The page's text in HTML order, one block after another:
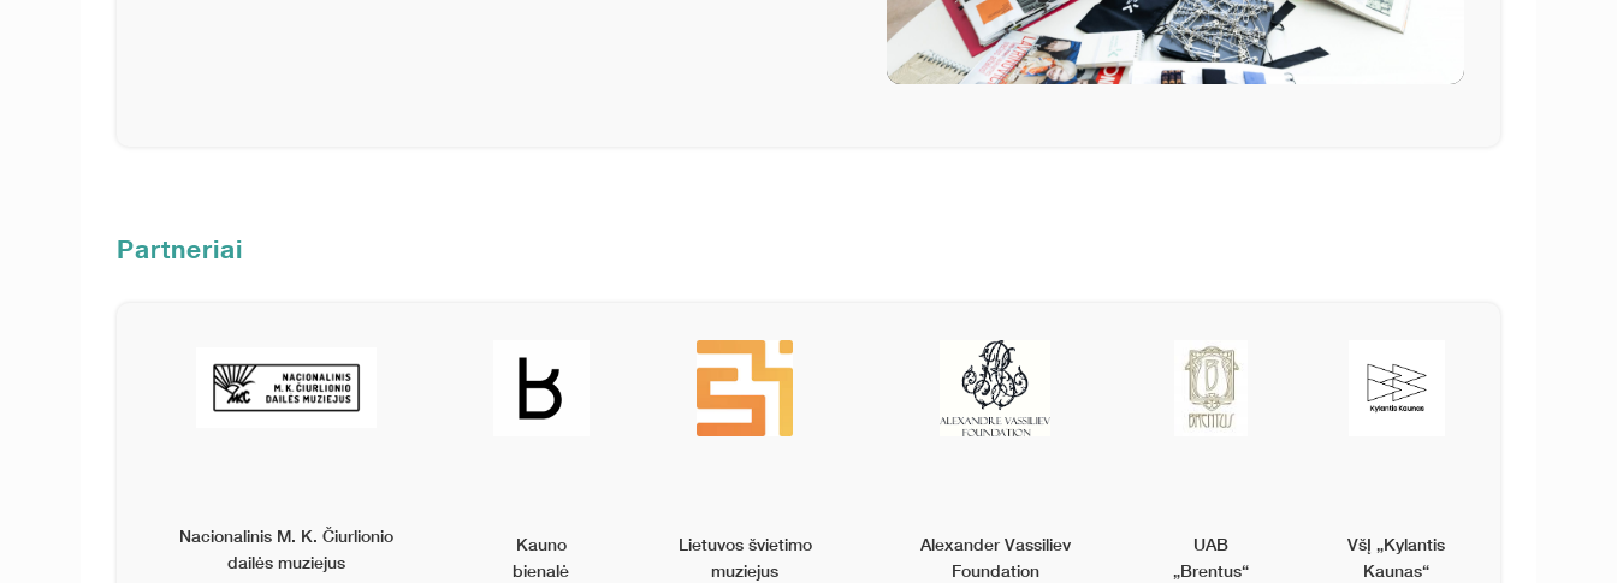
Partneriai
Nacionalinis M. K. Čiurlionio
dailės muziejus
Kauno
bienalė
Lietuvos švietimo
muziejus
Alexander Vassiliev
Foundation
UAB
„Brentus“
VšĮ „Kylantis
Kaunas“